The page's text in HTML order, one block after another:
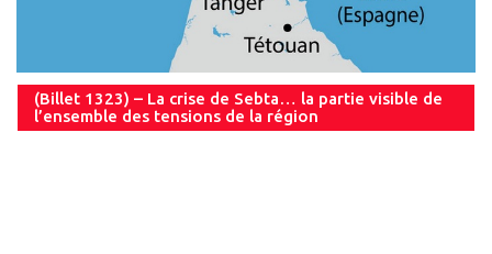
(Billet 1323) – La crise de Sebta… la partie visible de
l’ensemble des tensions de la région